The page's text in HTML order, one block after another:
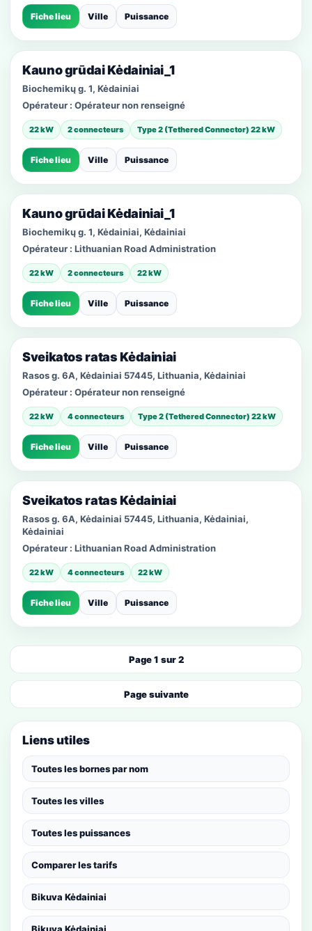
Fiche lieu Ville Puissance
Kauno grūdai Kėdainiai_1
Biochemikų g. 1, Kėdainiai
Opérateur : Opérateur non renseigné
22 kW 2 connecteurs Type 2 (Tethered Connector) 22 kW
Fiche lieu Ville Puissance
Kauno grūdai Kėdainiai_1
Biochemikų g. 1, Kėdainiai, Kėdainiai
Opérateur : Lithuanian Road Administration
22 kW 2 connecteurs 22 kW
Fiche lieu Ville Puissance
Sveikatos ratas Kėdainiai
Rasos g. 6A, Kėdainiai 57445, Lithuania, Kėdainiai
Opérateur : Opérateur non renseigné
22 kW 4 connecteurs Type 2 (Tethered Connector) 22 kW
Fiche lieu Ville Puissance
Sveikatos ratas Kėdainiai
Rasos g. 6A, Kėdainiai 57445, Lithuania, Kėdainiai,
Kėdainiai
Opérateur : Lithuanian Road Administration
22 kW 4 connecteurs 22 kW
Fiche lieu Ville Puissance
Page 1 sur 2
Page suivante
Liens utiles
Toutes les bornes par nom
Toutes les villes
Toutes les puissances
Comparer les tarifs
Bikuva Kėdainiai